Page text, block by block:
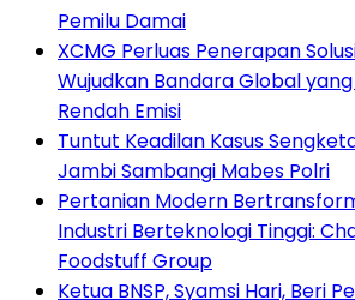
Pemilu Damai
XCMG Perluas Penerapan
Wujudkan Bandara Global
Rendah Emisi
Tuntut Keadilan Kasus
Jambi Sambangi Mabes Polri
Pertanian Modern
Industri Berteknologi Tinggi:
Foodstuff Group
Ketua BNSP, Syamsi Hari, Beri